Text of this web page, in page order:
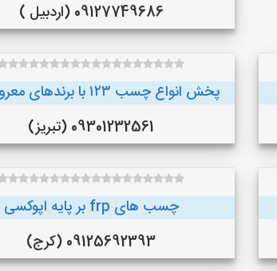
09127749686 (اردبیل )
پخش انواع چسب ۱۲۳ با برندهای معروف بازار
09301232561 (تبریز)
چسب های frp بر پایه اپوکسی
09125692393 (کرج)